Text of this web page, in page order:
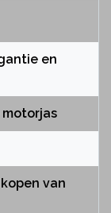
en
van